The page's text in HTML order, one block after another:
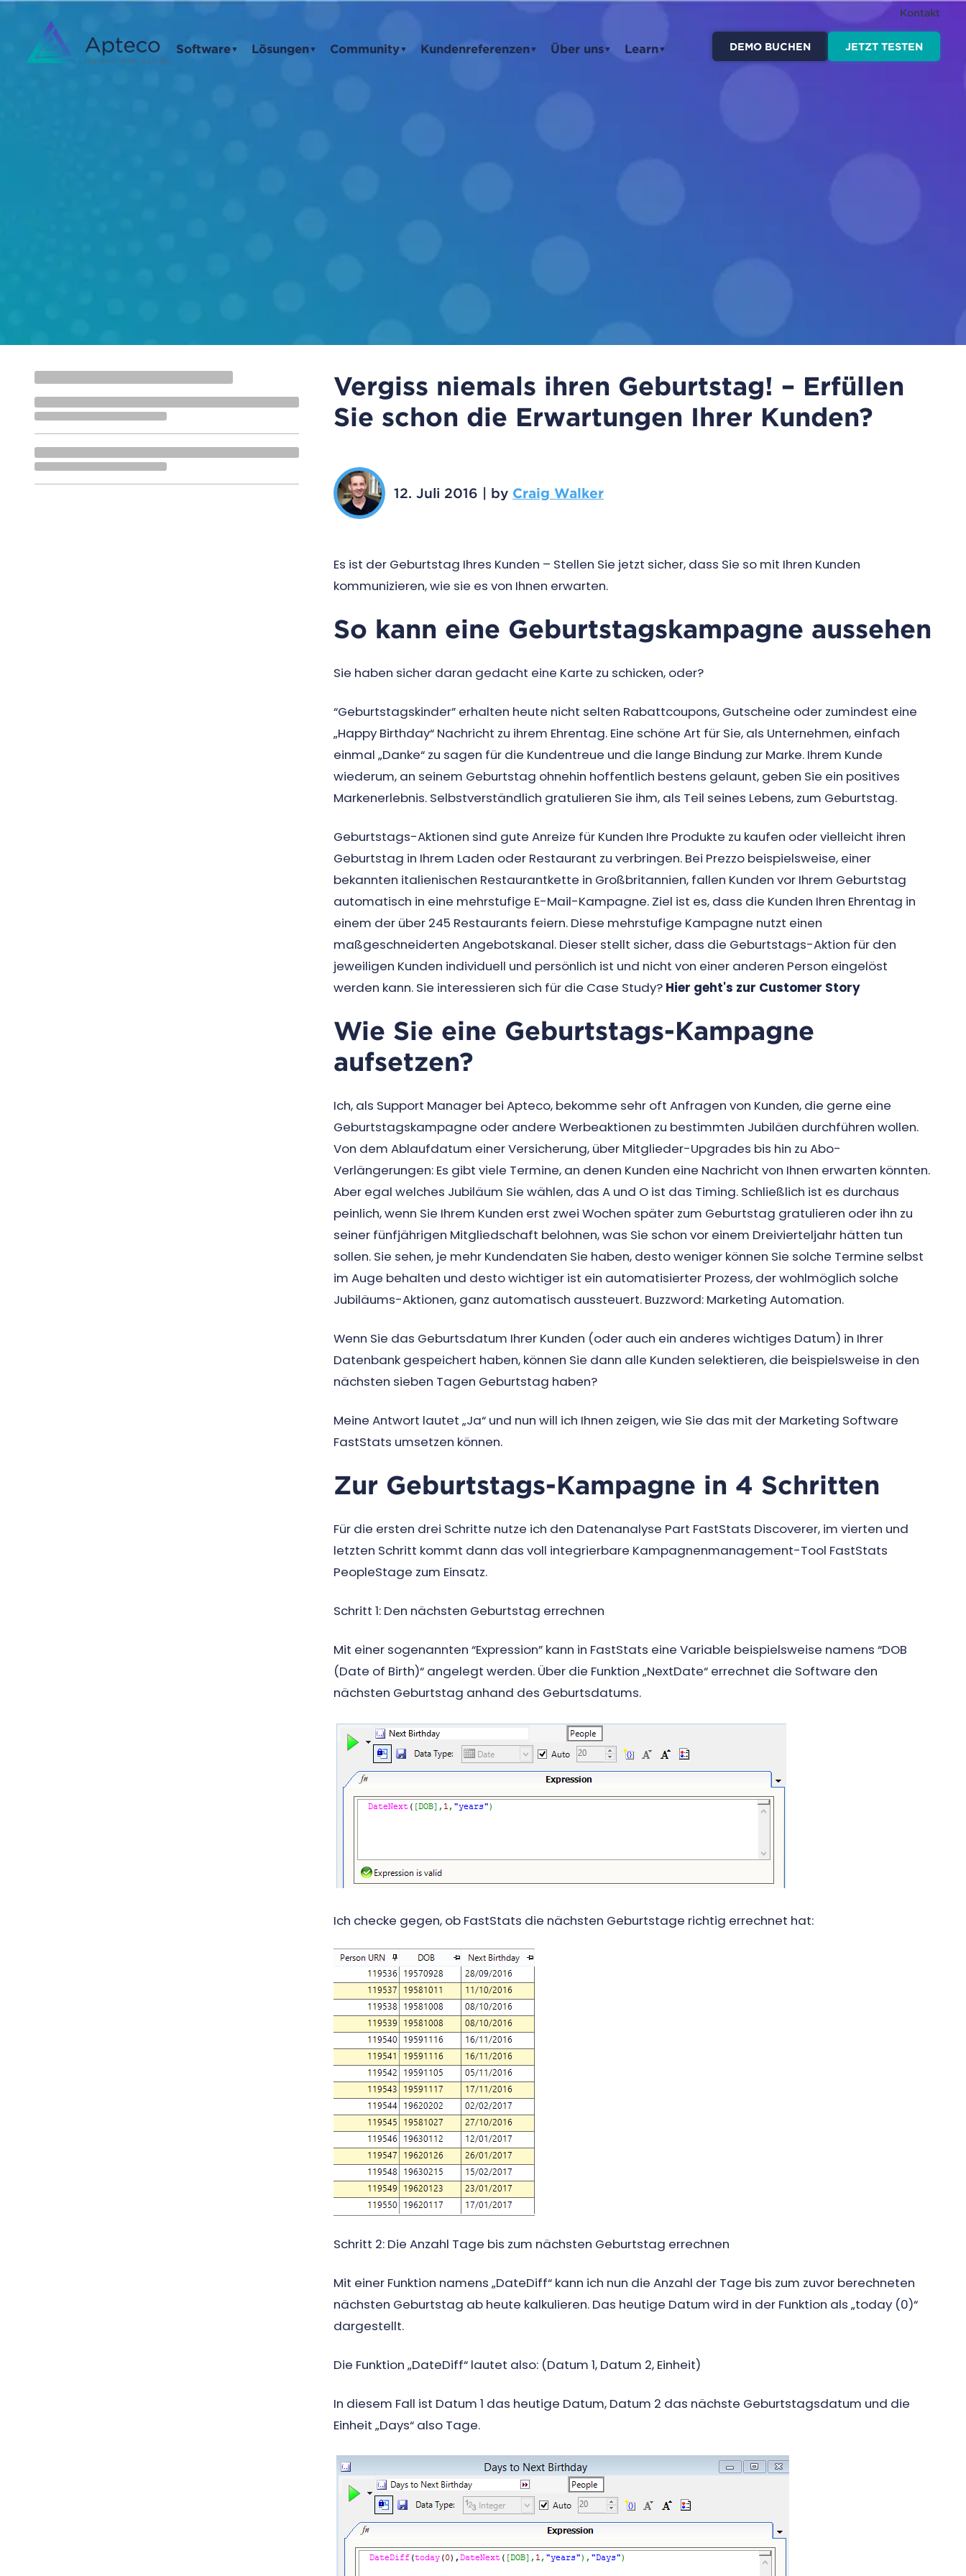
Kontakt
Software▼ Lösungen▼ Community▼ Kundenreferenzen▼ Über uns▼ Learn▼ DEMO BUCHEN JETZT TESTEN
Vergiss niemals ihren Geburtstag! – Erfüllen
Sie schon die Erwartungen Ihrer Kunden?
12. Juli 2016 | by Craig Walker
Es ist der Geburtstag Ihres Kunden – Stellen Sie jetzt sicher, dass Sie so mit Ihren Kunden
kommunizieren, wie sie es von Ihnen erwarten.
So kann eine Geburtstagskampagne aussehen
Sie haben sicher daran gedacht eine Karte zu schicken, oder?
“Geburtstagskinder” erhalten heute nicht selten Rabattcoupons, Gutscheine oder zumindest eine
„Happy Birthday“ Nachricht zu ihrem Ehrentag. Eine schöne Art für Sie, als Unternehmen, einfach
einmal „Danke“ zu sagen für die Kundentreue und die lange Bindung zur Marke. Ihrem Kunde
wiederum, an seinem Geburtstag ohnehin hoffentlich bestens gelaunt, geben Sie ein positives
Markenerlebnis. Selbstverständlich gratulieren Sie ihm, als Teil seines Lebens, zum Geburtstag.
Geburtstags-Aktionen sind gute Anreize für Kunden Ihre Produkte zu kaufen oder vielleicht ihren
Geburtstag in Ihrem Laden oder Restaurant zu verbringen. Bei Prezzo beispielsweise, einer
bekannten italienischen Restaurantkette in Großbritannien, fallen Kunden vor Ihrem Geburtstag
automatisch in eine mehrstufige E-Mail-Kampagne. Ziel ist es, dass die Kunden Ihren Ehrentag in
einem der über 245 Restaurants feiern. Diese mehrstufige Kampagne nutzt einen
maßgeschneiderten Angebotskanal. Dieser stellt sicher, dass die Geburtstags-Aktion für den
jeweiligen Kunden individuell und persönlich ist und nicht von einer anderen Person eingelöst
werden kann. Sie interessieren sich für die Case Study? Hier geht's zur Customer Story
Wie Sie eine Geburtstags-Kampagne
aufsetzen?
Ich, als Support Manager bei Apteco, bekomme sehr oft Anfragen von Kunden, die gerne eine
Geburtstagskampagne oder andere Werbeaktionen zu bestimmten Jubiläen durchführen wollen.
Von dem Ablaufdatum einer Versicherung, über Mitglieder-Upgrades bis hin zu Abo-
Verlängerungen: Es gibt viele Termine, an denen Kunden eine Nachricht von Ihnen erwarten könnten.
Aber egal welches Jubiläum Sie wählen, das A und O ist das Timing. Schließlich ist es durchaus
peinlich, wenn Sie Ihrem Kunden erst zwei Wochen später zum Geburtstag gratulieren oder ihn zu
seiner fünfjährigen Mitgliedschaft belohnen, was Sie schon vor einem Dreivierteljahr hätten tun
sollen. Sie sehen, je mehr Kundendaten Sie haben, desto weniger können Sie solche Termine selbst
im Auge behalten und desto wichtiger ist ein automatisierter Prozess, der wohlmöglich solche
Jubiläums-Aktionen, ganz automatisch aussteuert. Buzzword: Marketing Automation.
Wenn Sie das Geburtsdatum Ihrer Kunden (oder auch ein anderes wichtiges Datum) in Ihrer
Datenbank gespeichert haben, können Sie dann alle Kunden selektieren, die beispielsweise in den
nächsten sieben Tagen Geburtstag haben?
Meine Antwort lautet „Ja“ und nun will ich Ihnen zeigen, wie Sie das mit der Marketing Software
FastStats umsetzen können.
Zur Geburtstags-Kampagne in 4 Schritten
Für die ersten drei Schritte nutze ich den Datenanalyse Part FastStats Discoverer, im vierten und
letzten Schritt kommt dann das voll integrierbare Kampagnenmanagement-Tool FastStats
PeopleStage zum Einsatz.
Schritt 1: Den nächsten Geburtstag errechnen
Mit einer sogenannten “Expression” kann in FastStats eine Variable beispielsweise namens “DOB
(Date of Birth)“ angelegt werden. Über die Funktion „NextDate“ errechnet die Software den
nächsten Geburtstag anhand des Geburtsdatums.
Ich checke gegen, ob FastStats die nächsten Geburtstage richtig errechnet hat:
Schritt 2: Die Anzahl Tage bis zum nächsten Geburtstag errechnen
Mit einer Funktion namens „DateDiff“ kann ich nun die Anzahl der Tage bis zum zuvor berechneten
nächsten Geburtstag ab heute kalkulieren. Das heutige Datum wird in der Funktion als „today (0)“
dargestellt.
Die Funktion „DateDiff“ lautet also: (Datum 1, Datum 2, Einheit)
In diesem Fall ist Datum 1 das heutige Datum, Datum 2 das nächste Geburtstagsdatum und die
Einheit „Days“ also Tage.